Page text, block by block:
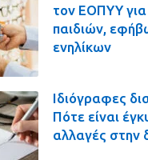
τον ΕΟΠΥΥ για
παιδιών,
ενηλίκων
Ιδιόγραφες
Πότε είναι
αλλαγές στην